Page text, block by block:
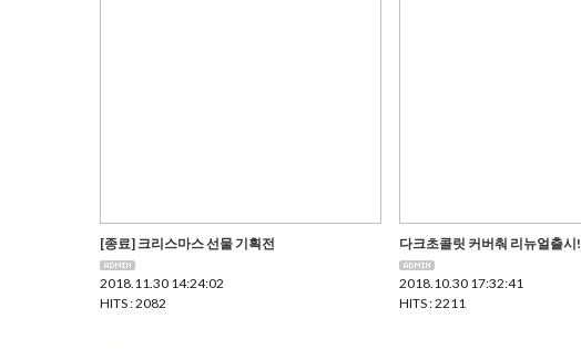
[종료] 크리스마스 선물 기획전
2018.11.30 14:24:02
HITS : 2082
다크초콜릿 커버춰 리뉴얼출시!
2018.10.30 17:32:41
HITS : 2211